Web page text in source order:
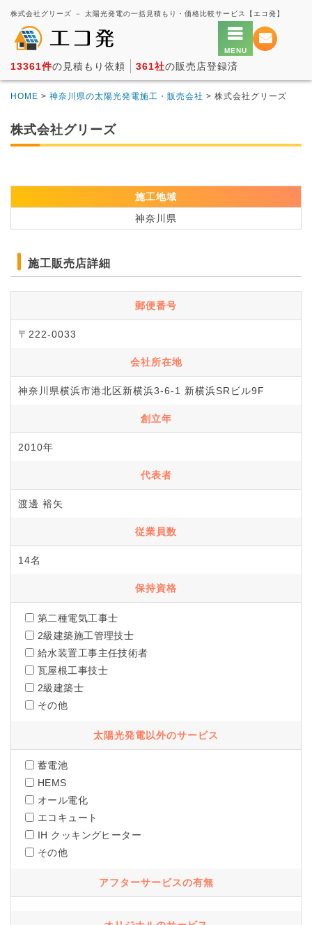
株式会社グリーズ － 太陽光発電の一括見積もり・価格比較サービス【エコ発】
13361件の見積もり依頼 361社の販売店登録済
HOME > 神奈川県の太陽光発電施工・販売会社 > 株式会社グリーズ
株式会社グリーズ
施工地域
神奈川県
施工販売店詳細
郵便番号
〒222-0033
会社所在地
神奈川県横浜市港北区新横浜3-6-1 新横浜SRビル9F
創立年
2010年
代表者
渡邊 裕矢
従業員数
14名
保持資格
第二種電気工事士
2級建築施工管理技士
給水装置工事主任技術者
瓦屋根工事技士
2級建築士
その他
太陽光発電以外のサービス
蓄電池
HEMS
オール電化
エコキュート
IH クッキングヒーター
その他
アフターサービスの有無